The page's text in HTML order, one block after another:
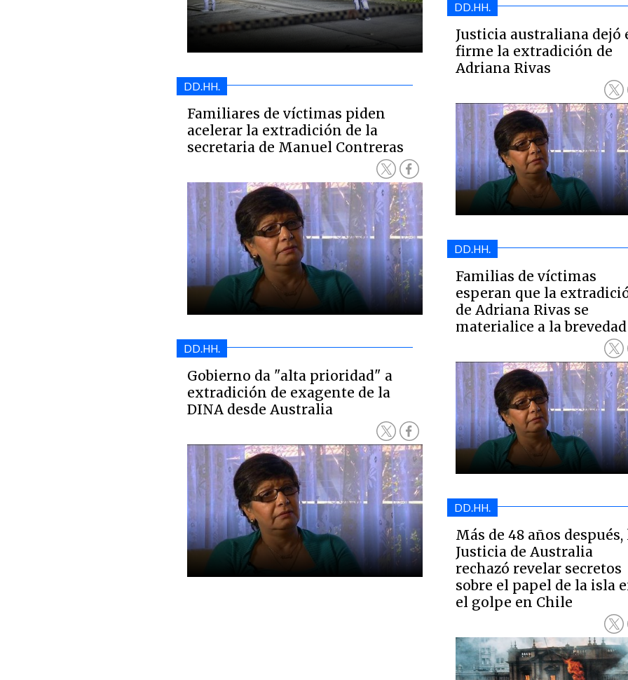
DD.HH.
Familiares de víctimas piden
acelerar la extradición de la
secretaria de Manuel Contreras
DD.HH.
Gobierno da "alta prioridad" a
extradición de exagente de la
DINA desde Australia
DD.HH.
Justicia australiana dejó
firme la extradición de
Adriana Rivas
DD.HH.
Familias de víctimas
esperan que la
de Adriana Rivas se
materialice a la brevedad
DD.HH.
Más de 48 años después,
Justicia de Australia
rechazó revelar secretos
sobre el papel de la isla
el golpe en Chile